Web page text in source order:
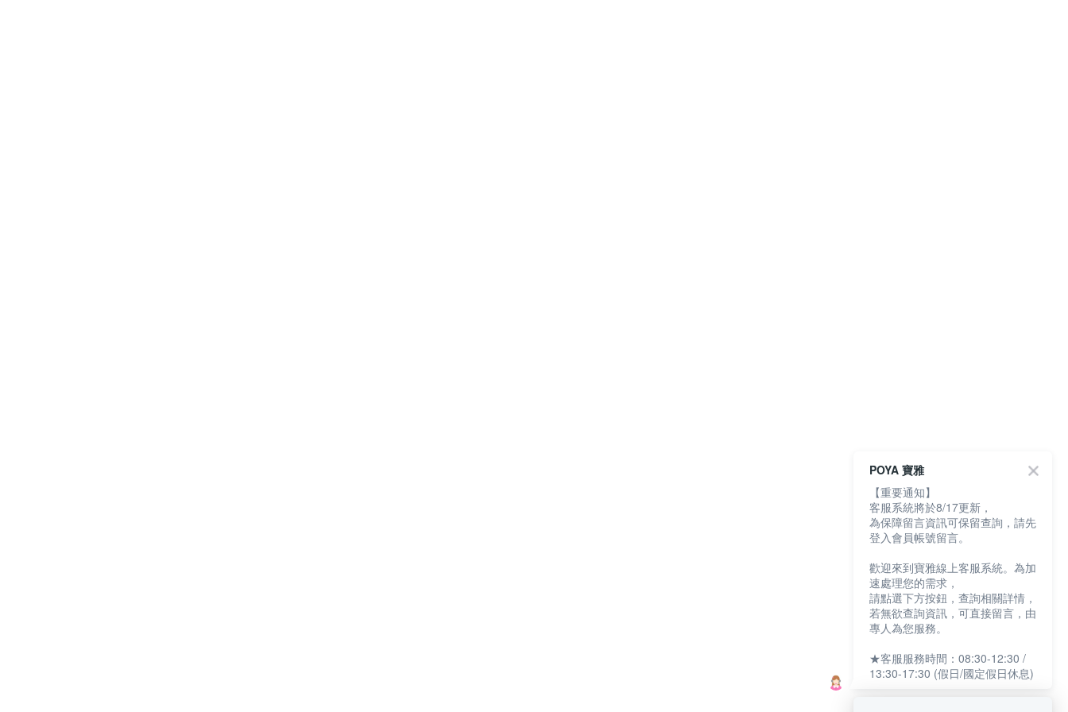
POYA 寶雅
【重要通知】
客服系統將於8/17更新，
為保障留言資訊可保留查詢，請先
登入會員帳號留言。
歡迎來到寶雅線上客服系統。為加
速處理您的需求，
請點選下方按鈕，查詢相關詳情，
若無欲查詢資訊，可直接留言，由
專人為您服務。
★客服服務時間：08:30-12:30 /
13:30-17:30 (假日/國定假日休息)